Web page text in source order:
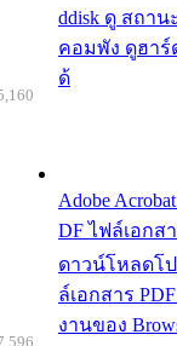
ddisk ดู สถา
คอมพัง ดูฮาร์
ด้
Adobe
DF ไฟล์เอกส
ดาวน์โหลดโป
ล์เอกสาร
งานของ